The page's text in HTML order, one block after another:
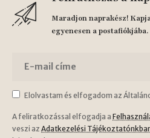
Maradjon naprakész!
egyenesen a postafiókjába.
Elolvastam és elfogadom az
A feliratkozással elfogadja a
veszi az Adatkezelési